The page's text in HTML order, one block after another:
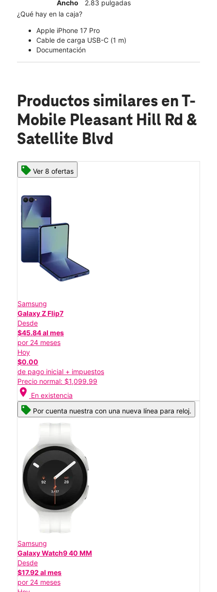
Ancho
2.83 pulgadas
¿Qué hay en la caja?
Apple iPhone 17 Pro
Cable de carga USB-C (1 m)
Documentación
Productos similares en T-
Mobile Pleasant Hill Rd &
Satellite Blvd
Ver 8 ofertas
Samsung
Galaxy Z Flip7
Desde
$45.84 al mes
por 24 meses
Hoy
$0.00
de pago inicial + impuestos
Precio normal: $1,099.99
location_on En existencia
Por cuenta nuestra con una nueva línea para reloj.
Samsung
Galaxy Watch9 40 MM
Desde
$17.92 al mes
por 24 meses